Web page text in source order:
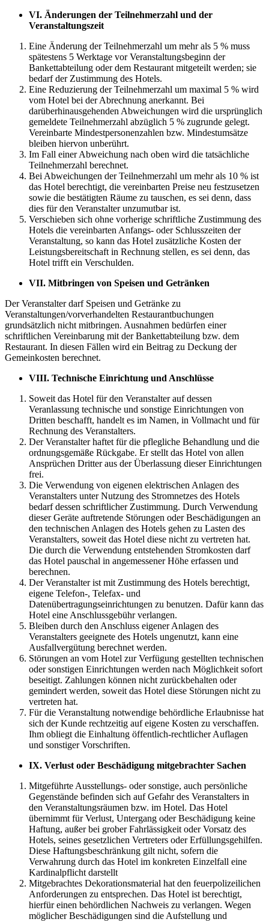
VI. Änderungen der Teilnehmerzahl und der
Veranstaltungszeit
Eine Änderung der Teilnehmerzahl um mehr als 5 % muss
spätestens 5 Werktage vor Veranstaltungsbeginn der
Bankettabteilung oder dem Restaurant mitgeteilt werden; sie
bedarf der Zustimmung des Hotels.
Eine Reduzierung der Teilnehmerzahl um maximal 5 % wird
vom Hotel bei der Abrechnung anerkannt. Bei
darüberhinausgehenden Abweichungen wird die ursprünglich
gemeldete Teilnehmerzahl abzüglich 5 % zugrunde gelegt.
Vereinbarte Mindestpersonenzahlen bzw. Mindestumsätze
bleiben hiervon unberührt.
Im Fall einer Abweichung nach oben wird die tatsächliche
Teilnehmerzahl berechnet.
Bei Abweichungen der Teilnehmerzahl um mehr als 10 % ist
das Hotel berechtigt, die vereinbarten Preise neu festzusetzen
sowie die bestätigten Räume zu tauschen, es sei denn, dass
dies für den Veranstalter unzumutbar ist.
Verschieben sich ohne vorherige schriftliche Zustimmung des
Hotels die vereinbarten Anfangs- oder Schlusszeiten der
Veranstaltung, so kann das Hotel zusätzliche Kosten der
Leistungsbereitschaft in Rechnung stellen, es sei denn, das
Hotel trifft ein Verschulden.
VII. Mitbringen von Speisen und Getränken
Der Veranstalter darf Speisen und Getränke zu
Veranstaltungen/vorverhandelten Restaurantbuchungen
grundsätzlich nicht mitbringen. Ausnahmen bedürfen einer
schriftlichen Vereinbarung mit der Bankettabteilung bzw. dem
Restaurant. In diesen Fällen wird ein Beitrag zu Deckung der
Gemeinkosten berechnet.
VIII. Technische Einrichtung und Anschlüsse
Soweit das Hotel für den Veranstalter auf dessen
Veranlassung technische und sonstige Einrichtungen von
Dritten beschafft, handelt es im Namen, in Vollmacht und für
Rechnung des Veranstalters.
Der Veranstalter haftet für die pflegliche Behandlung und die
ordnungsgemäße Rückgabe. Er stellt das Hotel von allen
Ansprüchen Dritter aus der Überlassung dieser Einrichtungen
frei.
Die Verwendung von eigenen elektrischen Anlagen des
Veranstalters unter Nutzung des Stromnetzes des Hotels
bedarf dessen schriftlicher Zustimmung. Durch Verwendung
dieser Geräte auftretende Störungen oder Beschädigungen an
den technischen Anlagen des Hotels gehen zu Lasten des
Veranstalters, soweit das Hotel diese nicht zu vertreten hat.
Die durch die Verwendung entstehenden Stromkosten darf
das Hotel pauschal in angemessener Höhe erfassen und
berechnen.
Der Veranstalter ist mit Zustimmung des Hotels berechtigt,
eigene Telefon-, Telefax- und
Datenübertragungseinrichtungen zu benutzen. Dafür kann das
Hotel eine Anschlussgebühr verlangen.
Bleiben durch den Anschluss eigener Anlagen des
Veranstalters geeignete des Hotels ungenutzt, kann eine
Ausfallvergütung berechnet werden.
Störungen an vom Hotel zur Verfügung gestellten technischen
oder sonstigen Einrichtungen werden nach Möglichkeit sofort
beseitigt. Zahlungen können nicht zurückbehalten oder
gemindert werden, soweit das Hotel diese Störungen nicht zu
vertreten hat.
Für die Veranstaltung notwendige behördliche Erlaubnisse hat
sich der Kunde rechtzeitig auf eigene Kosten zu verschaffen.
Ihm obliegt die Einhaltung öffentlich-rechtlicher Auflagen
und sonstiger Vorschriften.
IX. Verlust oder Beschädigung mitgebrachter Sachen
Mitgeführte Ausstellungs- oder sonstige, auch persönliche
Gegenstände befinden sich auf Gefahr des Veranstalters in
den Veranstaltungsräumen bzw. im Hotel. Das Hotel
übernimmt für Verlust, Untergang oder Beschädigung keine
Haftung, außer bei grober Fahrlässigkeit oder Vorsatz des
Hotels, seines gesetzlichen Vertreters oder Erfüllungsgehilfen.
Diese Haftungsbeschränkung gilt nicht, sofern die
Verwahrung durch das Hotel im konkreten Einzelfall eine
Kardinalpflicht darstellt
Mitgebrachtes Dekorationsmaterial hat den feuerpolizeilichen
Anforderungen zu entsprechen. Das Hotel ist berechtigt,
hierfür einen behördlichen Nachweis zu verlangen. Wegen
möglicher Beschädigungen sind die Aufstellung und